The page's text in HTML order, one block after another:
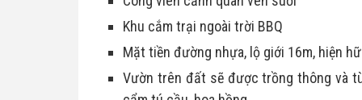
Khu cắm trại ngoài trời BBQ
Mặt tiền đường nhựa, lộ giới 16m, hiện
Vườn trên đất sẽ được trồng thông và